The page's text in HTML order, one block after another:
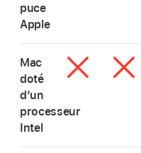
puce
Apple
Mac
doté
dʼun
processeur
Intel